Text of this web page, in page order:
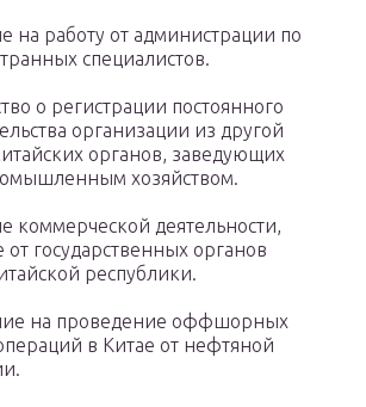
на работу от администрации по
специалистов.
о регистрации постоянного
организации из другой
органов, заведующих
хозяйством.
коммерческой деятельности,
от государственных органов
республики.
на проведение оффшорных
в Китае от нефтяной